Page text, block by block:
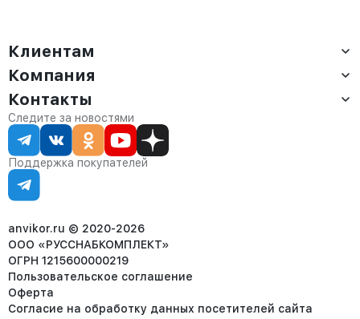
Клиентам
Доставка
Оплата
Сервис
Статус заказа
Статьи
Компания
О компании
Контакты
Партнёрам
Контакты
Отдел продаж:
8 (800) 234-22-62
corp@anvikor.ru
Ежедневно, с 7:00-19:00 (МСК)
Отдел рекламации:
8 (953) 455-25-61
Следите за новостями
Поддержка покупателей
anvikor.ru © 2020-2026
ООО «РУССНАБКОМПЛЕКТ»
ОГРН 1215600000219
Пользовательское соглашение
Оферта
Согласие на обработку данных посетителей сайта